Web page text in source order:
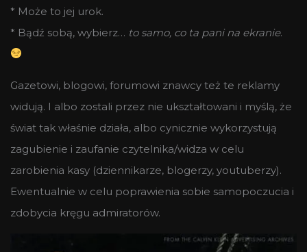
* Może to jej urok.
* Bądź sobą, wybierz… to samo, co ta pani na ekranie.
Gazetowi, blogowi, forumowi znawcy też te reklamy
widują. I albo zostali przez nie ukształtowani i myślą, że
świat tak właśnie działa, albo cynicznie wykorzystują
zagubienie i zaufanie czytelnika/widza w celu
zarobienia kasy (dziennikarze, blogerzy, youtuberzy).
Ewentualnie w celu poprawienia sobie samopoczucia i
zdobycia kręgu admiratorów.